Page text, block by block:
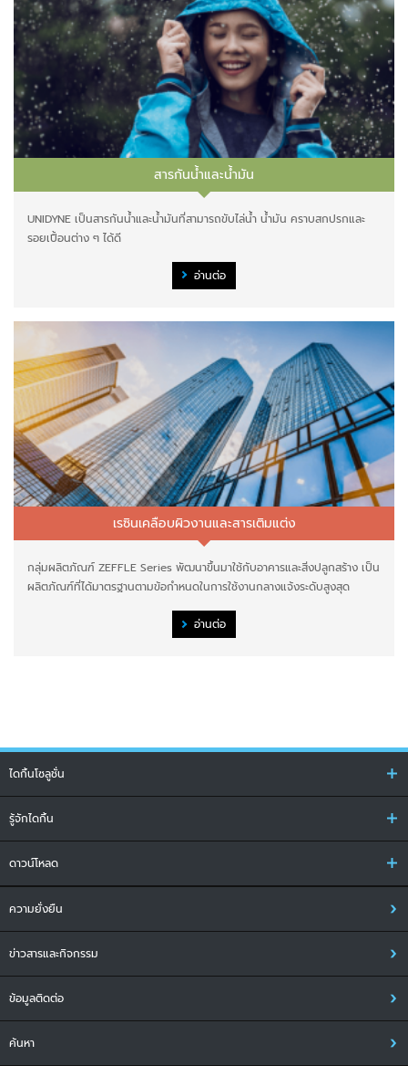
สารกันน้ำและน้ำมัน
UNIDYNE เป็นสารกันน้ำและน้ำมันที่สามารถขับไล่น้ำ น้ำมัน คราบสกปรกและ
รอยเปื้อนต่าง ๆ ได้ดี
อ่านต่อ
เรซินเคลือบผิวงานและสารเติมแต่ง
กลุ่มผลิตภัณฑ์ ZEFFLE Series พัฒนาขึ้นมาใช้กับอาคารและสิ่งปลูกสร้าง เป็น
ผลิตภัณฑ์ที่ได้มาตรฐานตามข้อกำหนดในการใช้งานกลางแจ้งระดับสูงสุด
อ่านต่อ
ไดกิ้นโซลูชั่น
รู้จักไดกิ้น
ดาวน์โหลด
ความยั่งยืน
ข่าวสารและกิจกรรม
ข้อมูลติดต่อ
ค้นหา